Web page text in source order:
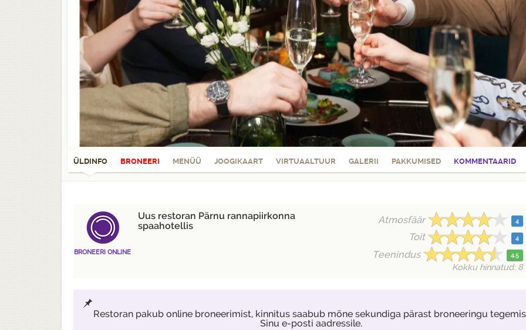
ÜLDINFO BRONEERI MENÜÜ JOOGIKAART VIRTUAALTUUR GALERII PAKKUMISED KOMMENTAARID
BRONEERI ONLINE
Uus restoran Pärnu rannapiirkonna
spaahotellis
Atmosfäär 4
Toit 4
Teenindus 4.5
Kokku hinnatud: 8
Restoran pakub online broneerimist, kinnitus saabub mõne sekundiga pärast broneeringu
Sinu e-posti aadressile.